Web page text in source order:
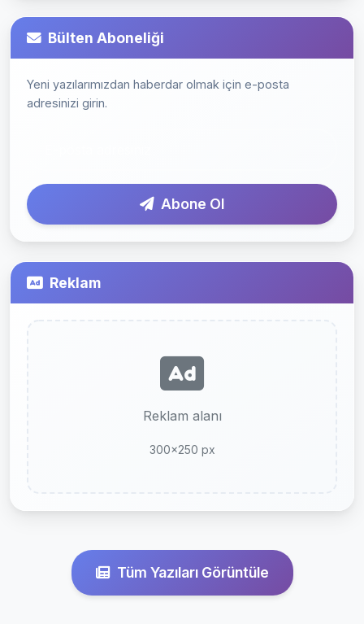
Bülten Aboneliği
Yeni yazılarımızdan haberdar olmak için e-posta
adresinizi girin.
Abone Ol
Reklam
Reklam alanı
300x250 px
Tüm Yazıları Görüntüle